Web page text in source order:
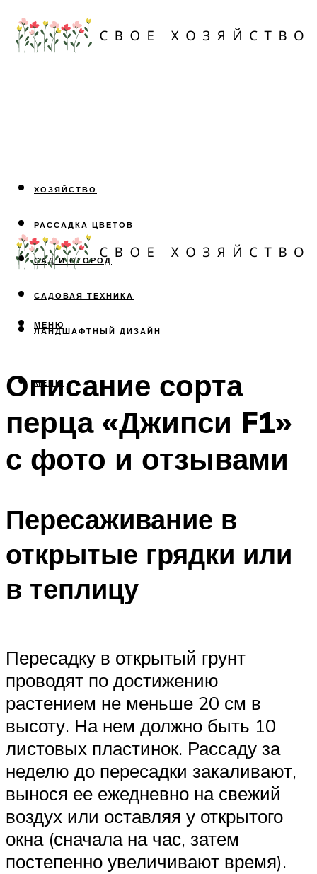
ХОЗЯЙСТВО
РАССАДКА ЦВЕТОВ
САД И ОГОРОД
САДОВАЯ ТЕХНИКА
ЛАНДШАФТНЫЙ ДИЗАЙН
МЕНЮ
МЕНЮ
Описание сорта
перца «Джипси F1»
с фото и отзывами
Пересаживание в
открытые грядки или
в теплицу
Пересадку в открытый грунт
проводят по достижению
растением не меньше 20 см в
высоту. На нем должно быть 10
листовых пластинок. Рассаду за
неделю до пересадки закаливают,
вынося ее ежедневно на свежий
воздух или оставляя у открытого
окна (сначала на час, затем
постепенно увеличивают время).